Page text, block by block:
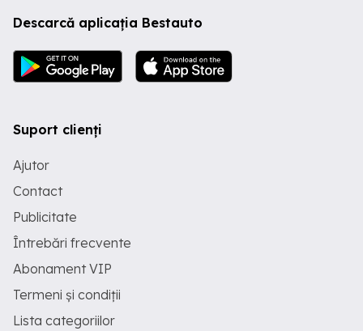
Descarcă aplicația Bestauto
Suport clienți
Ajutor
Contact
Publicitate
Întrebări frecvente
Abonament VIP
Termeni și condiții
Lista categoriilor